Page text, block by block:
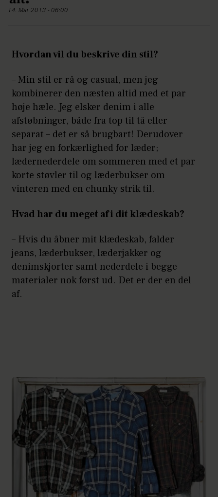
14. Mar 2013 - 06:00
Hvordan vil du beskrive din stil?
– Min stil er rå og casual, men jeg
kombinerer den næsten altid med et par
høje hæle. Jeg elsker denim i alle
afstøbninger, både fra top til tå eller
separat – det er så brugbart! Derudover
har jeg en forkærlighed for læder;
lædernederdele om sommeren med et par
korte støvler til og læderbukser om
vinteren med en chunky strik til.
Hvad har du meget af i dit klædeskab?
– Hvis du åbner mit klædeskab, falder
jeans, læderbukser, læderjakker og
denimskjorter samt nederdele i begge
materialer nok først ud. Det er der en del
af.